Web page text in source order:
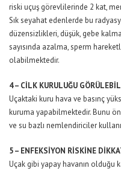
riski uçuş görevlilerinde 2 kat,
Sık seyahat edenlerde bu
düzensizlikleri, düşük, gebe
sayısında azalma, sperm
olabilmektedir.
4 – CİLK KURULUĞU
Uçaktaki kuru hava ve basınç
kuruma yapabilmektedir. Bunu
ve su bazlı nemlendiriciler
5 – ENFEKSİYON RİSKİNE
Uçak gibi yapay havanın olduğu